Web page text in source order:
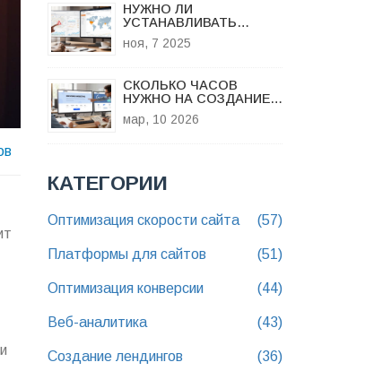
НУЖНО ЛИ
УСТАНАВЛИВАТЬ
GOOGLE ANALYTICS НА
СВОЙ САЙТ: ПЛЮСЫ,
ноя, 7 2025
СКОЛЬКО ЧАСОВ
НУЖНО НА СОЗДАНИЕ
ЛЕНДИНГА: РЕАЛЬНЫЕ
ЦИФРЫ И ЭТАПЫ
мар, 10 2026
КАТЕГОРИИ
Оптимизация скорости сайта (57)
Платформы для сайтов (51)
Оптимизация конверсии (44)
Веб-аналитика (43)
Создание лендингов (36)